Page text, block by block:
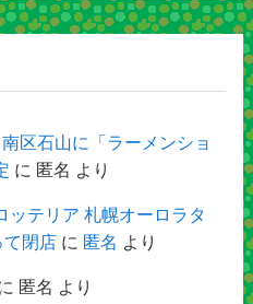
区石山に「ラーメンショ
に 匿名 より
ッテリア 札幌オーロラタ
て閉店に 匿名 より
匿名 より